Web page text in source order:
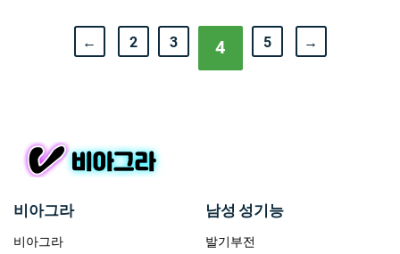
← 2 3 4 5 →
비아그라
비아그라
남성 성기능
발기부전